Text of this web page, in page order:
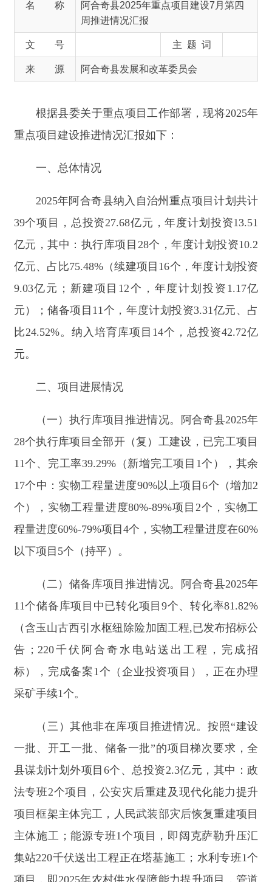
来 源 阿合奇县发展和改革委员会
根据县委关于重点项目工作部署，现将2025年
重点项目建设推进情况汇报如下：
2025年阿合奇县纳入自治州重点项目计划共计
39个项目，总投资27.68亿元，年度计划投资13.51
亿元，其中：执行库项目28个，年度计划投资10.2
9.03亿元；新建项目12个，年度计划投资1.17亿
元）；储备项目11个，年度计划投资3.31亿元、占
比24.52%。纳入培育库项目14个，总投资42.72亿
二、项目进展情况
（一）执行库项目推进情况。阿合奇县2025年
28个执行库项目全部开（复）工建设，已完工项目
11个、完工率39.29%（新增完工项目1个），其余
个），实物工程量进度80%-89%项目2个，实物工
程量进度60%-79%项目4个，实物工程量进度在60%
（二）储备库项目推进情况。阿合奇县2025年
11个储备库项目中已转化项目9个、转化率81.82%
（含玉山古西引水枢纽除险加固工程,已发布招标公
采矿手续1个。
（三）其他非在库项目推进情况。按照“建设
一批、开工一批、储备一批”的项目梯次要求，全
县谋划计划外项目6个、总投资2.3亿元，其中：政
法专班2个项目，公安灾后重建及现代化能力提升
项目框架主体完工，人民武装部灾后恢复重建项目
项目，即2025年农村供水保障能力提升项目，管道
施工；住建专班2个项目，地震灾后老城区佳朗奇
供暖设施及管网建设、老旧小区改造项目均正在初
总体来看，水利、教育项目工作专班能够紧扣
重点项目建设任务，科学统筹专班所属项目建设，